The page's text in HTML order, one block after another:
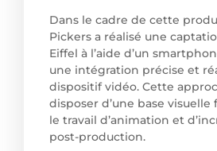
Dans le cadre de cette
Pickers a réalisé une
Eiffel à l’aide d’un
une intégration précise et
dispositif vidéo. Cette
disposer d’une base
le travail d’animation et
post-production.